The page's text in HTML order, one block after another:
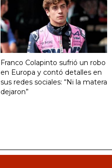
Franco Colapinto sufrió un robo
en Europa y contó detalles en
sus redes sociales: “Ni la matera
dejaron”